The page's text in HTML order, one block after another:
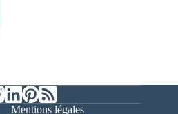
Mentions légales